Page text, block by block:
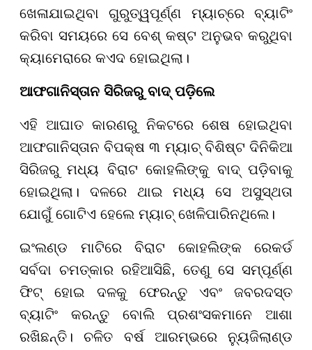
ଖେଳାଯାଇଥିବା ଗୁରୁତ୍ୱପୂର୍ଣ୍ଣ ମ୍ୟାଚ୍ରେ ବ୍ୟାଟିଂ
କରିବା ସମୟରେ ସେ ବେଶ୍ କଷ୍ଟ ଅନୁଭବ କରୁଥିବା
କ୍ୟାମେରାରେ କଏଦ ହୋଇଥିଲା।
ଆଫଗାନିସ୍ତାନ ସିରିଜରୁ ବାଦ୍ ପଡ଼ିଲେ
ଏହି ଆଘାତ କାରଣରୁ ନିକଟରେ ଶେଷ ହୋଇଥିବା
ଆଫଗାନିସ୍ତାନ ବିପକ୍ଷ ୩ ମ୍ୟାଚ୍ ବିଶିଷ୍ଟ ଦିନିକିଆ
ସିରିଜରୁ ମଧ୍ୟ ବିରାଟ କୋହଲିଙ୍କୁ ବାଦ୍ ପଡ଼ିବାକୁ
ହୋଇଥିଲା। ଦଳରେ ଥାଇ ମଧ୍ୟ ସେ ଅସୁସ୍ଥତା
ଯୋଗୁଁ ଗୋଟିଏ ହେଲେ ମ୍ୟାଚ୍ ଖେଳିପାରିନଥିଲେ।
ଇଂଲଣ୍ଡ ମାଟିରେ ବିରାଟ କୋହଲିଙ୍କ ରେକର୍ଡ
ସର୍ବଦା ଚମତ୍କାର ରହିଆସିଛି, ତେଣୁ ସେ ସମ୍ପୂର୍ଣ୍ଣ
ଫିଟ୍ ହୋଇ ଦଳକୁ ଫେରନ୍ତୁ ଏବଂ ଜବରଦସ୍ତ
ବ୍ୟାଟିଂ କରନ୍ତୁ ବୋଲି ପ୍ରଶଂସକମାନେ ଆଶା
ରଖିଛନ୍ତି। ଚଳିତ ବର୍ଷ ଆରମ୍ଭରେ ନ୍ୟୁଜିଲାଣ୍ଡ